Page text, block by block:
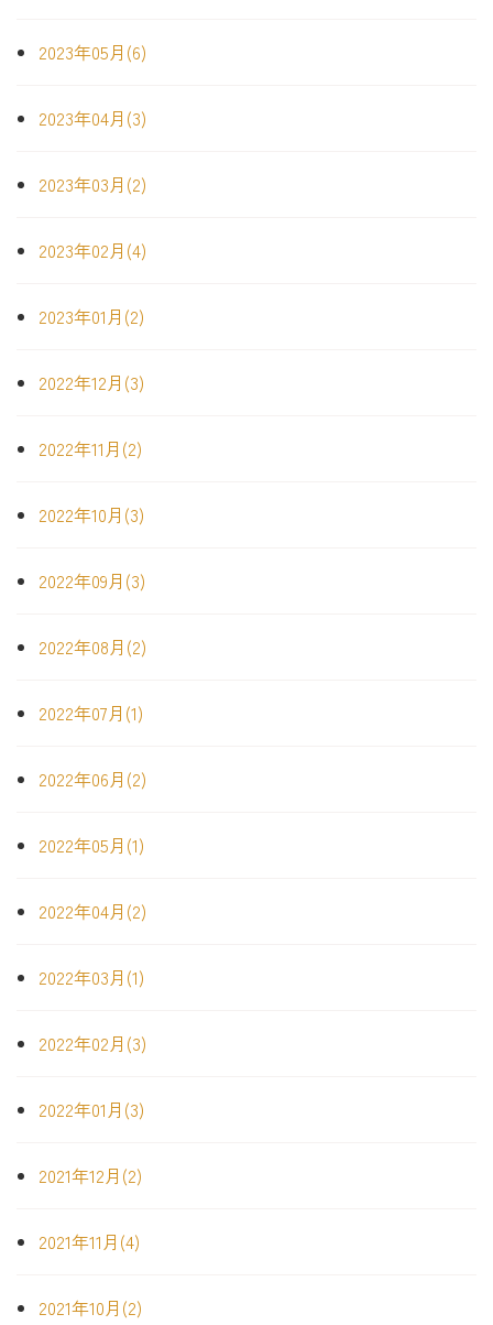
2023年05月(6)
2023年04月(3)
2023年03月(2)
2023年02月(4)
2023年01月(2)
2022年12月(3)
2022年11月(2)
2022年10月(3)
2022年09月(3)
2022年08月(2)
2022年07月(1)
2022年06月(2)
2022年05月(1)
2022年04月(2)
2022年03月(1)
2022年02月(3)
2022年01月(3)
2021年12月(2)
2021年11月(4)
2021年10月(2)